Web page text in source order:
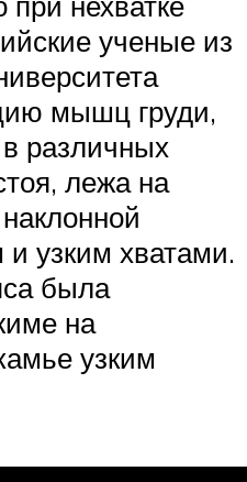
ученые из
мышц груди,
различных
лежа на
узким хватами.
была
на
узким